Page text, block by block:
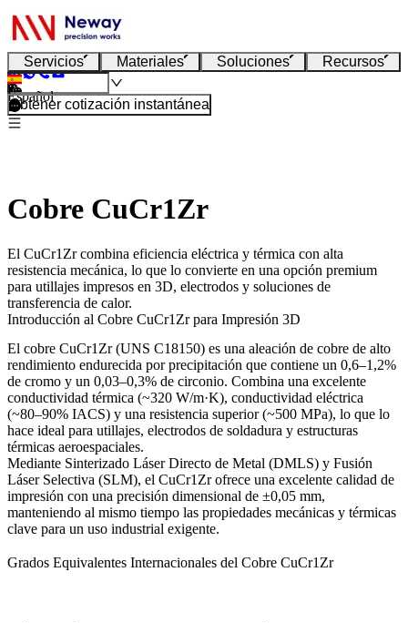
Servicios Materiales Soluciones Recursos
Español
Obtener cotización instantánea
Cobre CuCr1Zr
El CuCr1Zr combina eficiencia eléctrica y térmica con alta
resistencia mecánica, lo que lo convierte en una opción premium
para utillajes impresos en 3D, electrodos y soluciones de
transferencia de calor.
Introducción al Cobre CuCr1Zr para Impresión 3D
El cobre CuCr1Zr (UNS C18150) es una aleación de cobre de alto
rendimiento endurecida por precipitación que contiene un 0,6–1,2%
de cromo y un 0,03–0,3% de circonio. Combina una excelente
conductividad térmica (~320 W/m·K), conductividad eléctrica
(~80–90% IACS) y una resistencia superior (~500 MPa), lo que lo
hace ideal para utillajes, electrodos de soldadura y estructuras
térmicas aeroespaciales.
Mediante Sinterizado Láser Directo de Metal (DMLS) y Fusión
Láser Selectiva (SLM), el CuCr1Zr ofrece una excelente calidad de
impresión con una precisión dimensional de ±0,05 mm,
manteniendo al mismo tiempo las propiedades mecánicas y térmicas
clave para un uso industrial exigente.
Grados Equivalentes Internacionales del Cobre CuCr1Zr